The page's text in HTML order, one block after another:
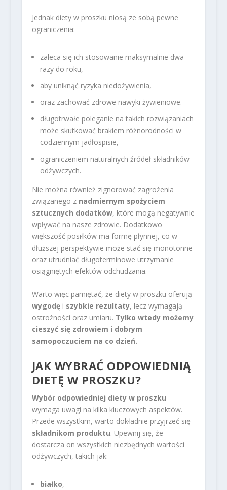
Jednak diety w proszku niosą ze sobą pewne
ograniczenia:
zaleca się ich stosowanie maksymalnie dwa
razy do roku,
aby uniknąć ryzyka niedożywienia,
oraz zachować zdrowe nawyki żywieniowe.
długotrwałe poleganie na takich rozwiązaniach
może skutkować brakiem różnorodności w
codziennym jadłospisie,
ograniczeniem naturalnych źródeł składników
odżywczych.
Nie można również zignorować zagrożenia
związanego z nadmiernym spożyciem
sztucznych dodatków, które mogą negatywnie
wpływać na nasze zdrowie. Dodatkowo
większość posiłków ma formę płynnej, co w
dłuższej perspektywie może stać się monotonne
oraz utrudniać długoterminowe utrzymanie
osiągniętych efektów odchudzania.
Warto więc pamiętać, że diety w proszku oferują
wygodęi szybkie rezultaty, lecz wymagają
ostrożności oraz umiaru. Tylko wtedy możemy
cieszyć się zdrowiem i dobrym
samopoczuciem na co dzień.
JAK WYBRAĆ ODPOWIEDNIĄ
DIETĘ W PROSZKU?
Wybór odpowiedniej diety w proszku
wymaga uwagi na kilka kluczowych aspektów.
Przede wszystkim, warto dokładnie przyjrzeć się
składnikom produktu. Upewnij się, że
dostarcza on wszystkich niezbędnych wartości
odżywczych, takich jak:
białko,